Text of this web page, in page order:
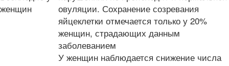
женщин
овуляции. Сохранение созревания
яйцеклетки отмечается только у 20%
женщин, страдающих данным
заболеванием
У женщин наблюдается снижение числа